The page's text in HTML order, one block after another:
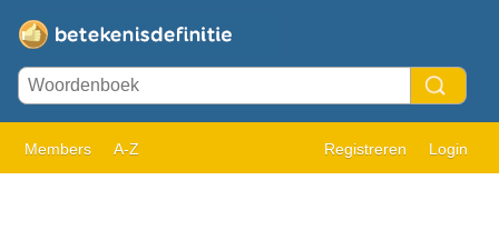
Members A-Z Registreren Login